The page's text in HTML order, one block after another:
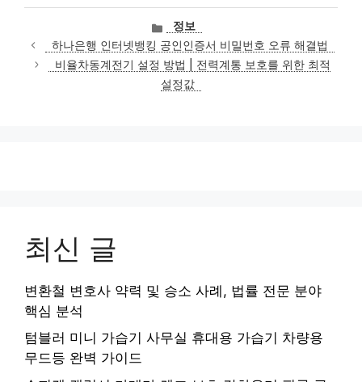
카
테
고
리
정보
하나은행 인터넷뱅킹 공인인증서 비밀번호 오류 해결법
비율차동계전기 설정 방법 | 전력계통 보호를 위한 최적
설정값
최신 글
변환철 변호사 약력 및 승소 사례, 법률 전문 분야
핵심 분석
텀블러 미니 가습기 사무실 휴대용 가습기 차량용
무드등 완벽 가이드